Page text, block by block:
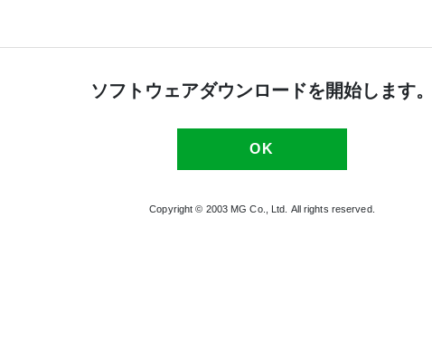
ソフトウェアダウンロードを開始します。
Copyright © 2003 MG Co., Ltd. All rights reserved.